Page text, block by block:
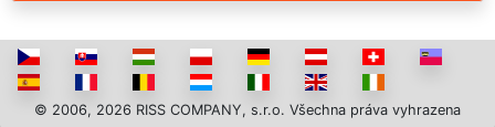
© 2006, 2026 RISS COMPANY, s.r.o. Všechna práva vyhrazena